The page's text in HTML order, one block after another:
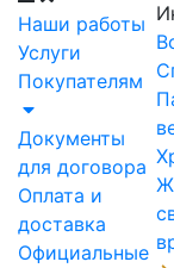
Наши работы
Услуги
Покупателям
Документы
для договора
Оплата и
доставка
Официальные